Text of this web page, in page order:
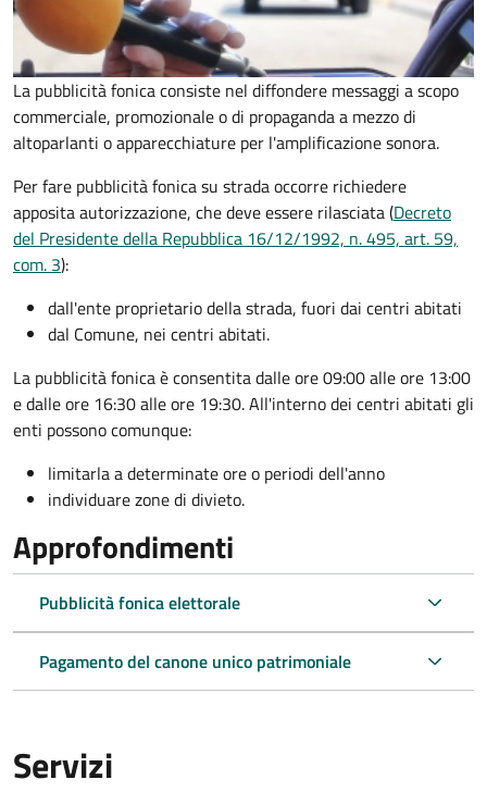
La pubblicità fonica consiste nel diffondere messaggi a scopo
commerciale, promozionale o di propaganda a mezzo di
altoparlanti o apparecchiature per l'amplificazione sonora.
Per fare pubblicità fonica su strada occorre richiedere
apposita autorizzazione, che deve essere rilasciata (Decreto
del Presidente della Repubblica 16/12/1992, n. 495, art. 59,
com. 3):
dall'ente proprietario della strada, fuori dai centri abitati
dal Comune, nei centri abitati.
La pubblicità fonica è consentita dalle ore 09:00 alle ore 13:00
e dalle ore 16:30 alle ore 19:30. All'interno dei centri abitati gli
enti possono comunque:
limitarla a determinate ore o periodi dell'anno
individuare zone di divieto.
Approfondimenti
Pubblicità fonica elettorale
Pagamento del canone unico patrimoniale
Servizi